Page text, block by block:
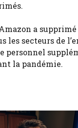
a
les secteurs de
personnel
la pandémie.